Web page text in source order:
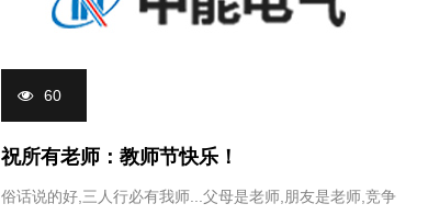
60
祝所有老师：教师节快乐！
俗话说的好,三人行必有我师...父母是老师,朋友是老师,竞争